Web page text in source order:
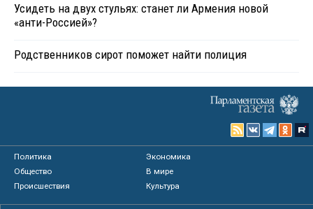
Усидеть на двух стульях: станет ли Армения новой
«анти-Россией»?
Родственников сирот поможет найти полиция
Политика
Экономика
Общество
В мире
Происшествия
Культура